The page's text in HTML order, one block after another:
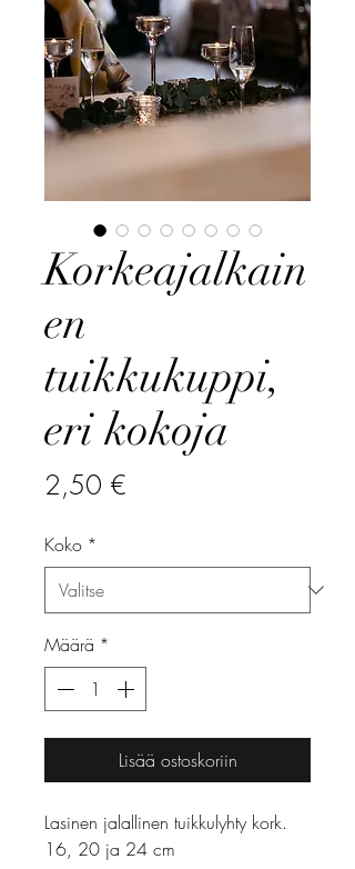
Korkeajalkain
en
tuikkukuppi,
eri kokoja
2,50 €
Koko *
Määrä *
Lisää ostoskoriin
Lasinen jalallinen tuikkulyhty kork.
16, 20 ja 24 cm